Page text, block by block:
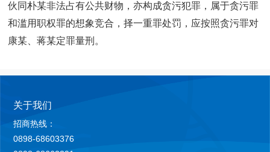
伙同朴某非法占有公共财物，亦构成贪污犯罪，属于贪污罪
和滥用职权罪的想象竞合，择一重罪处罚，应按照贪污罪对
康某、蒋某定罪量刑。
关于我们
招商热线：
0898-68603376